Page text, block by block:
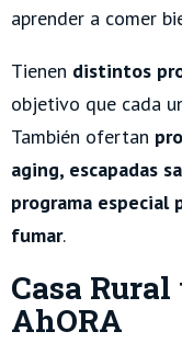
aprender a comer
Tienen distintos
objetivo que cada
También ofertan
aging, escapadas
programa especial
fumar.
Casa
AhORA